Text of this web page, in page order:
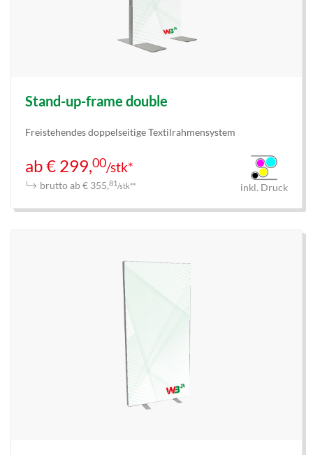
Stand-up-frame double
Freistehendes doppelseitige Textilrahmensystem
ab € 299,00/stk*
brutto ab € 355,81/stk** inkl. Druck